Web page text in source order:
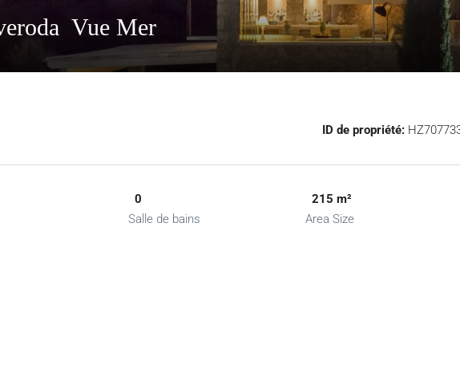
Vue Mer
ID de propriété:
0
Salle de bains
215 m²
Area Size